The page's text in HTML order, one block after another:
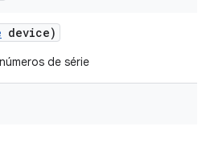
device)
de série